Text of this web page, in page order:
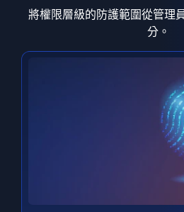
將權限層級的防護範圍從管理
分。